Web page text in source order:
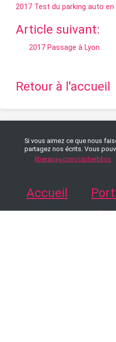
2017 Test du parking auto en
Article suivant:
2017 Passage à Lyon
Retour à l'accueil
Si vous aimez ce que nous
partagez nos écrits. Vous
liberapay.com/cipherbliss
Accueil
Qzine